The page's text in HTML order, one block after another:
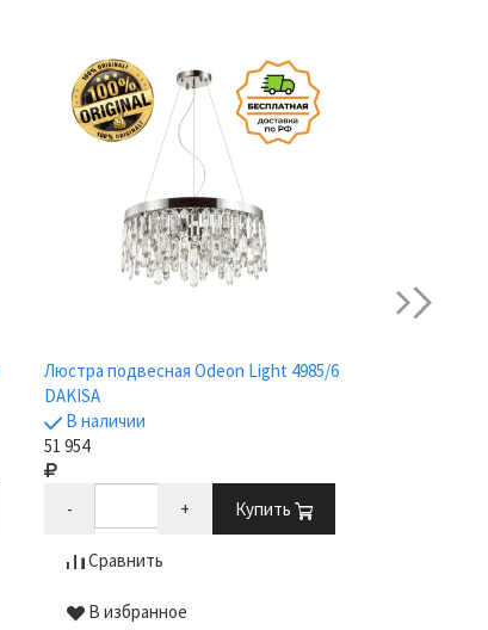
Люстра подвесная Odeon Light 4985/6
DAKISA
В наличии
51 954
- + Купить
Сравнить
В избранное
next